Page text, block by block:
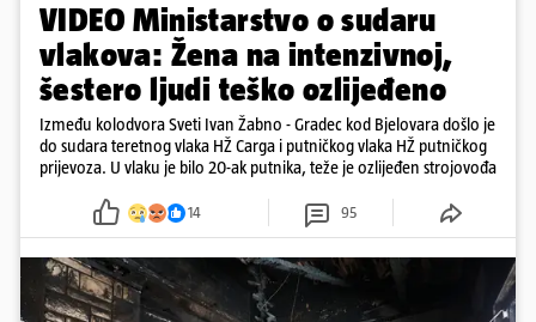
VIDEO Ministarstvo o sudaru
vlakova: Žena na intenzivnoj,
šestero ljudi teško ozlijeđeno
Između kolodvora Sveti Ivan Žabno - Gradec kod Bjelovara došlo je
do sudara teretnog vlaka HŽ Carga i putničkog vlaka HŽ putničkog
prijevoza. U vlaku je bilo 20-ak putnika, teže je ozlijeđen strojovođa
14 95